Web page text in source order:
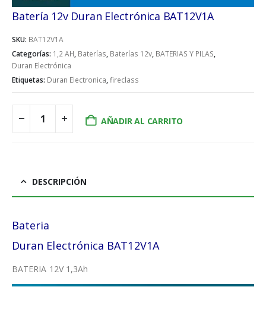
Batería 12v Duran Electrónica BAT12V1A
SKU: BAT12V1A
Categorías: 1,2 AH, Baterías, Baterías 12v, BATERIAS Y PILAS,
Duran Electrónica
Etiquetas: Duran Electronica,fireclass
AÑADIR AL CARRITO
DESCRIPCIÓN
Bateria
Duran Electrónica BAT12V1A
BATERIA 12V 1,3Ah